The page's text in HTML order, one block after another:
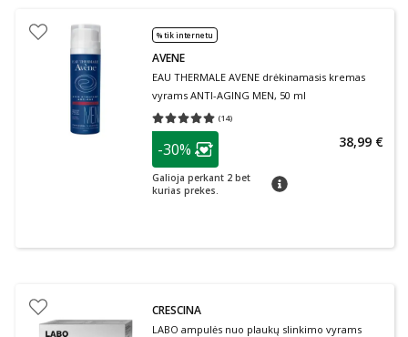
% tik internetu
AVENE
EAU THERMALE AVENE drėkinamasis kremas
vyrams ANTI-AGING MEN, 50 ml
(14)
Vidutinis įvertinimas 5.00
patarimas
Lojalumo klubo narių nuolaida
-30%
Galioja perkant 2 bet
kurias prekes.
patarimas
38,99 €
CRESCINA
LABO ampulės nuo plaukų slinkimo vyrams